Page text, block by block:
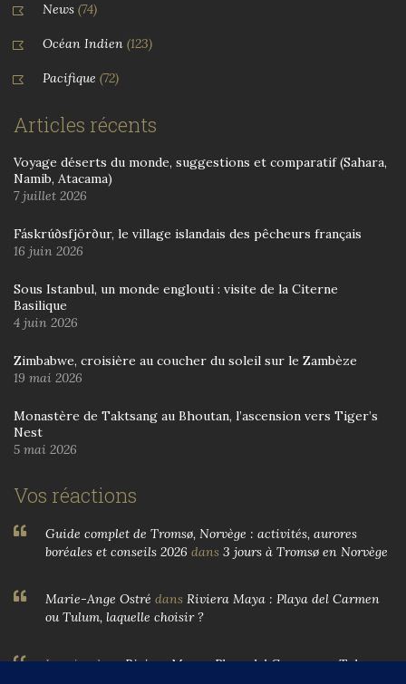
News (74)
Océan Indien (123)
Pacifique (72)
Articles récents
Voyage déserts du monde, suggestions et comparatif (Sahara,
Namib, Atacama)
7 juillet 2026
Fáskrúðsfjörður, le village islandais des pêcheurs français
16 juin 2026
Sous Istanbul, un monde englouti : visite de la Citerne
Basilique
4 juin 2026
Zimbabwe, croisière au coucher du soleil sur le Zambèze
19 mai 2026
Monastère de Taktsang au Bhoutan, l’ascension vers Tiger’s
Nest
5 mai 2026
Vos réactions
Guide complet de Tromsø, Norvège : activités, aurores
boréales et conseils 2026 dans 3 jours à Tromsø en Norvège
Marie-Ange Ostré dans Riviera Maya : Playa del Carmen
ou Tulum, laquelle choisir ?
LarnierdansRiviera Maya : Playa del Carmen ou Tulum,